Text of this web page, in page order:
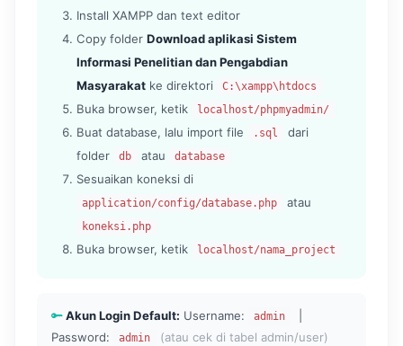
Install XAMPP dan text editor
Copy folder Download aplikasi Sistem
Informasi Penelitian dan Pengabdian
Masyarakat ke direktori C:\xampp\htdocs
Buka browser, ketik localhost/phpmyadmin/
Buat database, lalu import file .sql
dari
folder
db atau database
Sesuaikan koneksi di
application/config/database.php atau
koneksi.php
Buka browser, ketik localhost/nama_project
Akun Login Default: Username: admin
Password:
admin (atau cek di tabel admin/user)